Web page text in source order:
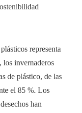
representa
los invernaderos
de plástico, de las
el 85 %. Los
han